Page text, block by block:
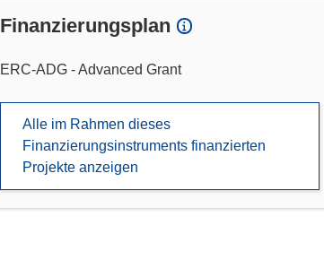
Finanzierungsplan
ERC-ADG - Advanced Grant
Alle im Rahmen dieses
Finanzierungsinstruments finanzierten
Projekte anzeigen